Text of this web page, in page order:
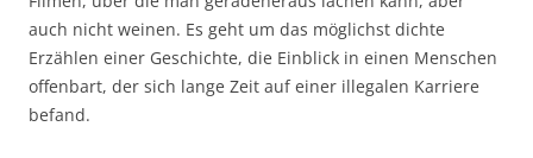
auch nicht weinen. Es geht um das möglichst dichte
Erzählen einer Geschichte, die Einblick in einen Menschen
offenbart, der sich lange Zeit auf einer illegalen Karriere
befand.